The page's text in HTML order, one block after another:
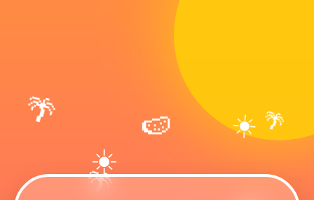
🌴
🍉
🌴
🌴
☀️
☀️